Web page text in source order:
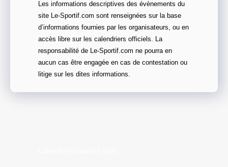
Les informations descriptives des évènements du
site Le-Sportif.com sont renseignées sur la base
d’informations fournies par les organisateurs, ou en
accès libre sur les calendriers officiels. La
responsabilité de Le-Sportif.com ne pourra en
aucun cas être engagée en cas de contestation ou
litige sur les dites informations.